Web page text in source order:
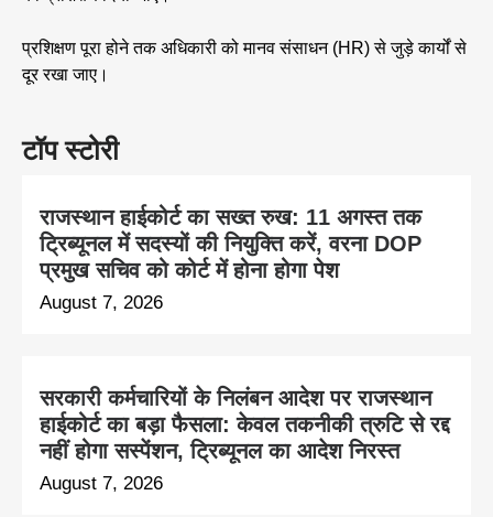
टॉप स्टोरी
राजस्थान हाईकोर्ट का सख्त रुख: 11 अगस्त तक
ट्रिब्यूनल में सदस्यों की नियुक्ति करें, वरना DOP
प्रमुख सचिव को कोर्ट में होना होगा पेश
August 7, 2026
सरकारी कर्मचारियों के निलंबन आदेश पर राजस्थान
हाईकोर्ट का बड़ा फैसला: केवल तकनीकी त्रुटि से रद्द
नहीं होगा सस्पेंशन, ट्रिब्यूनल का आदेश निरस्त
August 7, 2026
प्रशिक्षण पूरा होने तक अधिकारी को मानव संसाधन (HR) से जुड़े कार्यों से
दूर रखा जाए।